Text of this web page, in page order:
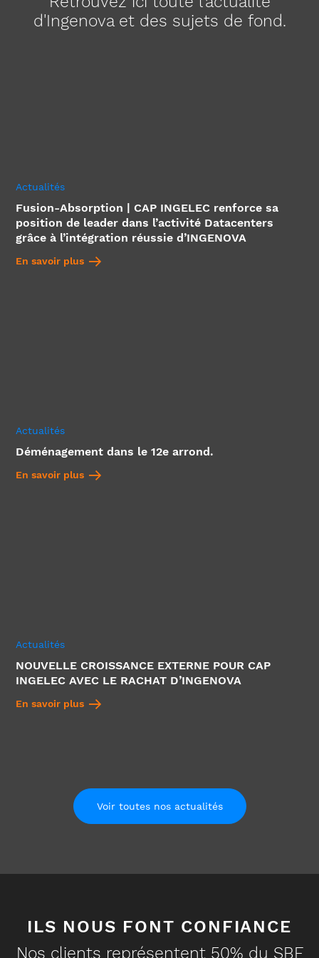
d'Ingenova et des sujets de fond.
Fusion-Absorption | CAP INGELEC renforce sa
position de leader dans l’activité Datacenters
grâce à l’intégration réussie d’INGENOVA
En savoir plus
Actualités
Déménagement dans le 12e arrond.
En savoir plus
Actualités
NOUVELLE CROISSANCE EXTERNE POUR CAP
INGELEC AVEC LE RACHAT D’INGENOVA
En savoir plus
Actualités
Voir toutes nos actualités
ILS NOUS FONT CONFIANCE
Nos clients représentent 50% du SBF